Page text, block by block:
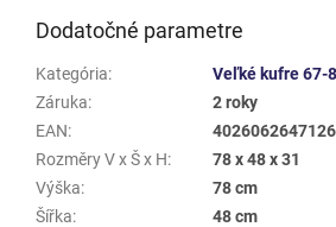
Dodatočné parametre
Kategória:
Veľké kufre 67-
Záruka:
2 roky
EAN:
4026062647126
Rozměry V x Š x H:
78 x 48 x 31
Výška:
78 cm
Šířka:
48 cm